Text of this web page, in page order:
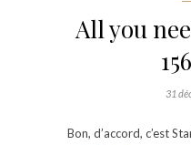
All you
31
Bon, d’accord, c’est